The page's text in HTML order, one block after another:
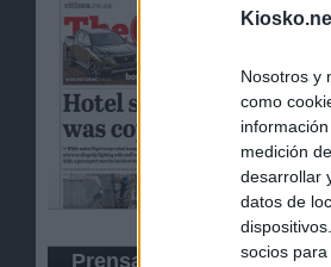
Nosotros y
como
medición
desarrollar
datos de
socios
Prensa Económica